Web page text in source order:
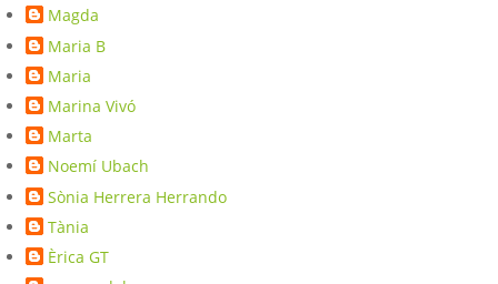
Magda
Maria B
Maria
Marina Vivó
Marta
Noemí Ubach
Sònia Herrera Herrando
Tània
Èrica GT